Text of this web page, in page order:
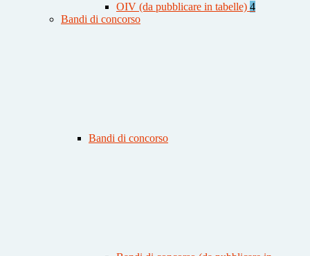
OIV (da pubblicare in tabelle) 4
Bandi di concorso
Bandi di concorso